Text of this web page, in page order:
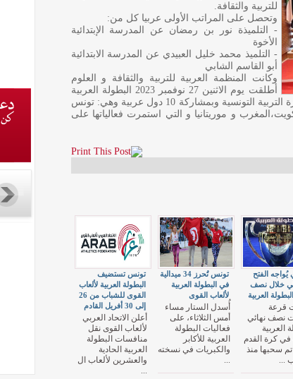
للتربية والثقافة.
وتحصل على المراتب الأولى عربيا كل من:
- التلميذة نور بن رمضان عن المدرسة الإبتدائية
الأخوة
- التلميذ محمد خليل العبيدي عن المدرسة الابتدائية
أبو القاسم الشابي
وكانت المنظمة العربية للتربية والثقافة و العلوم
أطلقت يوم الاثنين 27 نوفمبر 2023 البطولة العربية
الأولى لألعاب الرياضيات والمنطق بالتعاون مع وزارة التربية التونسية وبمشاركة 10 دول عربية وهي: تونس
و موريتانيا و التي استمرت فعالياتها على
تونس تستضيف
البطولة العربية لألعاب
القوى للشباب من 26
إلى 30 أفريل القادم
أعلن الاتحاد العربي
لألعاب القوى نقل
منافسات البطولة
العربية الحادية
والعشرين لألعاب ال
...
تونس تُحرز 34 ميدالية
في البطولة العربية
لألعاب القوى
أُسدل الستار مساء
أمس الثلاثاء، على
فعاليات البطولة
العربية للأكابر
والكبريات في نسخته
...
يُواجه الفتح
خلال نصف
العربية
قرعة
نصف نهائي
العربية
في كرة القدم
تم سحبها منذ
...